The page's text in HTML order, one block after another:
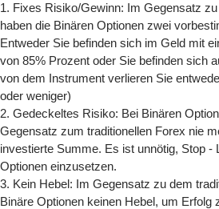
1. Fixes Risiko/Gewinn: Im Gegensatz
haben die Binären Optionen zwei
Entweder Sie befinden sich im Geld mit
von 85% Prozent oder Sie befinden sich
von dem Instrument verlieren Sie
oder weniger)
2. Gedeckeltes Risiko: Bei Binären
Gegensatz zum traditionellen Forex nie
investierte Summe. Es ist unnötig, Stop -
Optionen einzusetzen.
3. Kein Hebel: Im Gegensatz zu dem
Binäre Optionen keinen Hebel, um Erfolg